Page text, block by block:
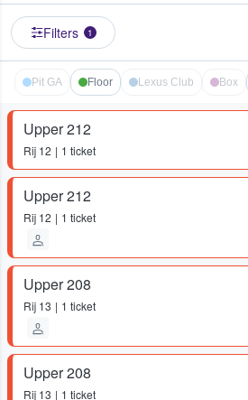
Filters 1
Pit GA Floor Lexus Club Box
Upper 212
Rij 12 1 ticket
Upper 212
Rij 12 1 ticket
Upper 208
Rij 13 1 ticket
Upper 208
Rij 13 1 ticket